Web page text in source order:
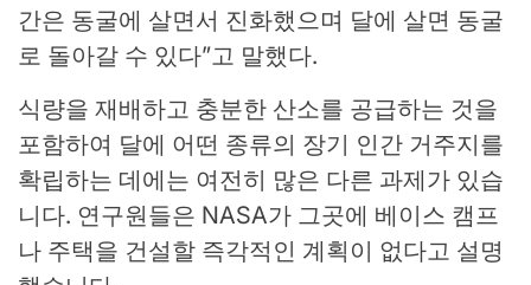
간은 동굴에 살면서 진화했으며 달에 살면 동굴
로 돌아갈 수 있다”고 말했다.
식량을 재배하고 충분한 산소를 공급하는 것을
포함하여 달에 어떤 종류의 장기 인간 거주지를
확립하는 데에는 여전히 많은 다른 과제가 있습
니다. 연구원들은 NASA가 그곳에 베이스 캠프
나 주택을 건설할 즉각적인 계획이 없다고 설명